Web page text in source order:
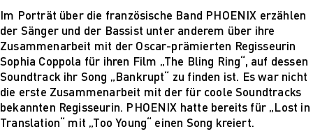
der Digitalisierung
Lehrpersonal
Alumni
Blog
Projekte: Archiv
Presse
Jobs
Für Unternehmen
Im Porträt über die französische Band PHOENIX erzählen
der Sänger und der Bassist unter anderem über ihre
Zusammenarbeit mit der Oscar-prämierten Regisseurin
Sophia Coppola für ihren Film „The Bling Ring“, auf dessen
Soundtrack ihr Song „Bankrupt“ zu finden ist. Es war nicht
die erste Zusammenarbeit mit der für coole Soundtracks
bekannten Regisseurin. PHOENIX hatte bereits für „Lost in
Translation“ mit „Too Young“ einen Song kreiert.